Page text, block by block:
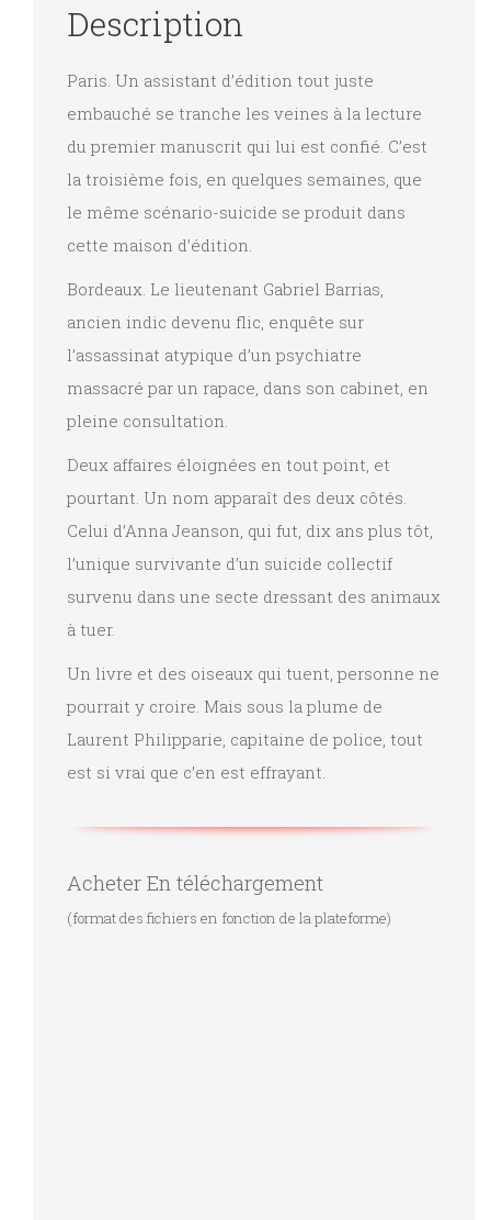
Description
Paris. Un assistant d’édition tout juste
embauché se tranche les veines à la lecture
du premier manuscrit qui lui est confié. C’est
la troisième fois, en quelques semaines, que
le même scénario-suicide se produit dans
cette maison d’édition.
Bordeaux. Le lieutenant Gabriel Barrias,
ancien indic devenu flic, enquête sur
l’assassinat atypique d’un psychiatre
massacré par un rapace, dans son cabinet, en
pleine consultation.
Deux affaires éloignées en tout point, et
pourtant. Un nom apparaît des deux côtés.
Celui d’Anna Jeanson, qui fut, dix ans plus tôt,
l’unique survivante d’un suicide collectif
survenu dans une secte dressant des animaux
à tuer.
Un livre et des oiseaux qui tuent, personne ne
pourrait y croire. Mais sous la plume de
Laurent Philipparie, capitaine de police, tout
est si vrai que c’en est effrayant.
Acheter En téléchargement
(format des fichiers en fonction de la plateforme)